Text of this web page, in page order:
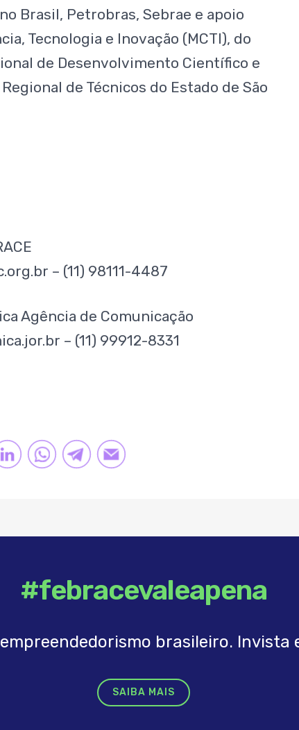
Brasil, Petrobras, Sebrae e apoio
Tecnologia e Inovação (MCTI), do
de Desenvolvimento Científico e
de Técnicos do Estado de São
– (11) 98111-4487
Agência de Comunicação
– (11) 99912-8331
LINKEDIN
LINK
#febracevaleapena
brasileiro. Invista
SAIBA MAIS